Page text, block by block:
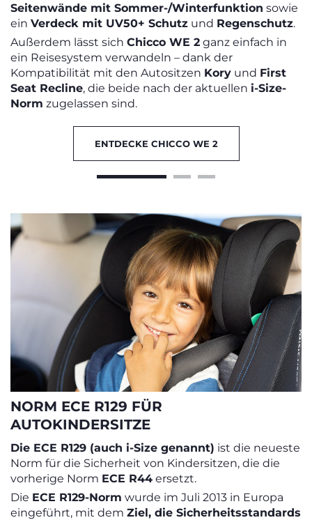
Seitenwände mit Sommer-/Winterfunktion sowie
ein Verdeck mit UV50+ Schutz und Regenschutz.
Außerdem lässt sich Chicco WE 2 ganz einfach in
ein Reisesystem verwandeln – dank der
Kompatibilität mit den Autositzen Kory und First
Seat Recline, die beide nach der aktuellen i-Size-
Norm zugelassen sind.
ENTDECKE CHICCO WE 2
NORM ECE R129 FÜR
AUTOKINDERSITZE
Die ECE R129 (auch i-Size genannt) ist die neueste
Norm für die Sicherheit von Kindersitzen, die die
vorherige Norm ECE R44 ersetzt.
Die ECE R129-Norm wurde im Juli 2013 in Europa
eingeführt, mit dem Ziel, die Sicherheitsstandards